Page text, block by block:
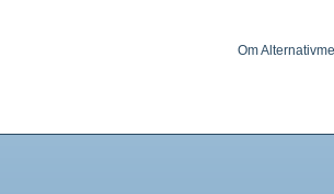
blad olivfärgat med bruna fläckar, till en
Om